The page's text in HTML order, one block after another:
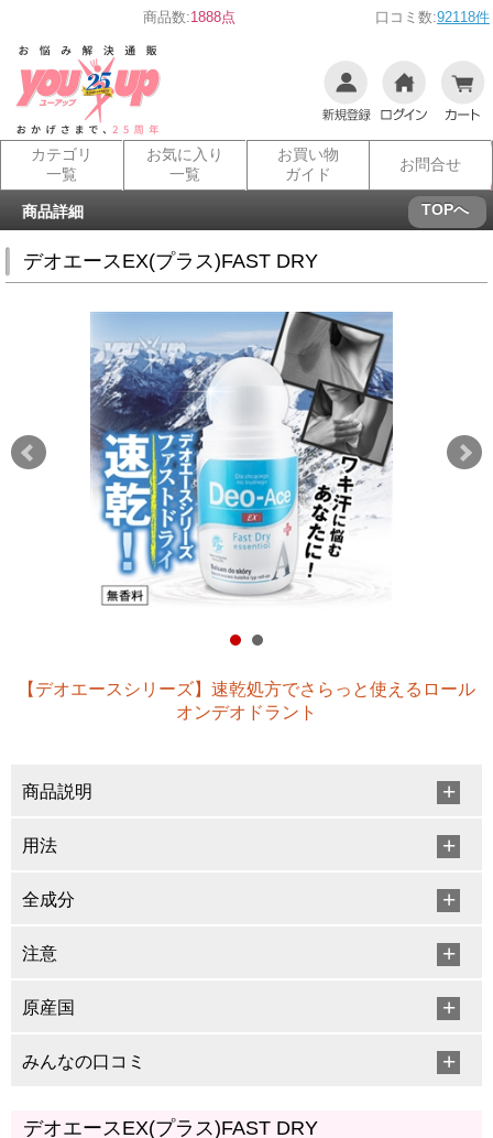
商品数:1888点 口コミ数:92118件
カテゴリ
一覧
お気に入り
一覧
お買い物
ガイド
お問合せ
商品詳細 TOPへ
デオエースEX(プラス)FAST DRY
【デオエースシリーズ】速乾処方でさらっと使えるロール
オンデオドラント
商品説明
用法
全成分
注意
原産国
みんなの口コミ
デオエースEX(プラス)FAST DRY